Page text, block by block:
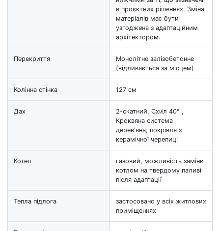
в проєктних рішеннях. Зміна
матеріалів має бути
узгоджена з адаптаційним
архітектором.
Перекриття
Монолітне залізобетонне
(відливається за місцем)
Колінна стінка 127 см
Дах
2-скатний, Схил 40° ,
Кроквяна система
дерев'яна, покрівля з
керамічної черепиці
Котел
газовий, можливість заміни
котлом на твердому паливі
після адаптації
Тепла підлога
застосовано у всіх житлових
приміщеннях